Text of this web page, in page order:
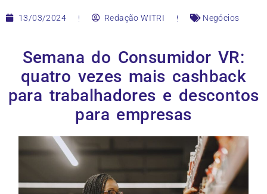
13/03/2024 Redação WITRI Negócios
Semana do Consumidor VR:
quatro vezes mais cashback
para trabalhadores e descontos
para empresas